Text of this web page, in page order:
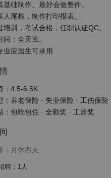
础制作、最好会做整件。
尾检，制作打印报表。
训，考试合格，任职认证QC。
：全天班。
应届生可录用
：4.5-6.5K
：养老保险 · 失业保险 · 工伤保险
：包吃包住 · 全勤奖 · 工龄奖
：月休四天
聘：1人